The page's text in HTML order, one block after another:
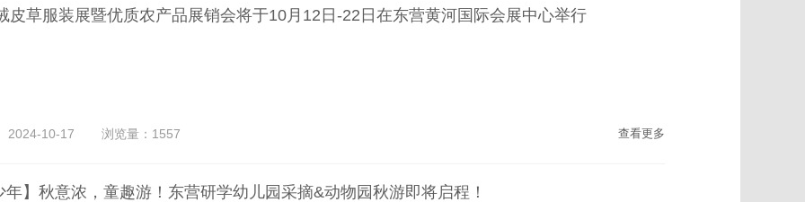
皮草服装展暨优质农产品展销会将于10月12日-22日在东营黄河国际会展中心举行
2024-10-17 浏览量：1557 查看更多
年】秋意浓，童趣游！东营研学幼儿园采摘&动物园秋游即将启程！